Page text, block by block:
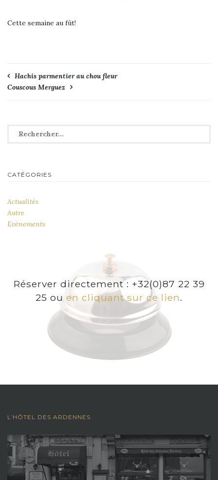
Cette semaine au fût!
Navigation
de
Hachis parmentier au chou fleur
Couscous Merguez
Rechercher :
CATÉGORIES
Actualités
Autre
Evénements
Réserver directement : +32(0)87 22 39
25 ou en cliquant sur ce lien.
L’HÔTEL DES ARDENNES